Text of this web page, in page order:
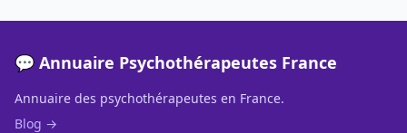
💬 Annuaire Psychothérapeutes France
Annuaire des psychothérapeutes en France.
Blog →